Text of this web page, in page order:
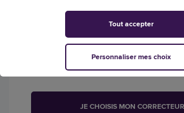
JE CHOISIS MON
Personnaliser mes choix
Tout accepter